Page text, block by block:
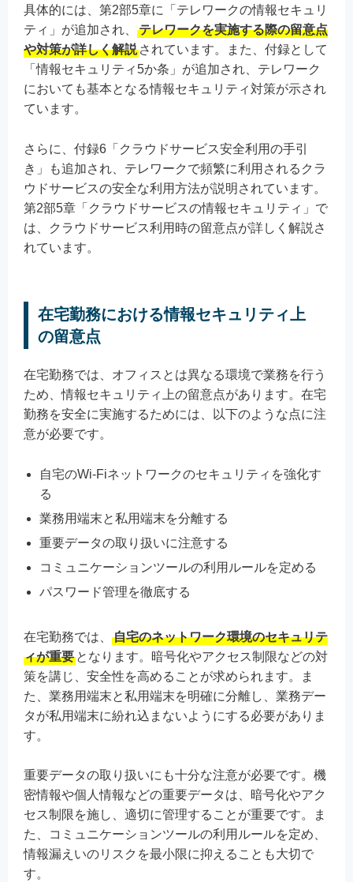
具体的には、第2部5章に「テレワークの情報セキュリ
ティ」が追加され、
テレワークを実施する際の留意点
や対策が詳しく解説 されています。また、付録として
「情報セキュリティ5か条」が追加され、テレワーク
においても基本となる情報セキュリティ対策が示され
ています。
さらに、付録6「クラウドサービス安全利用の手引
き」も追加され、テレワークで頻繁に利用されるクラ
ウドサービスの安全な利用方法が説明されています。
第2部5章「クラウドサービスの情報セキュリティ」で
は、クラウドサービス利用時の留意点が詳しく解説さ
れています。
在宅勤務における情報セキュリティ上
の留意点
在宅勤務では、オフィスとは異なる環境で業務を行う
ため、情報セキュリティ上の留意点があります。在宅
勤務を安全に実施するためには、以下のような点に注
意が必要です。
自宅のWi-Fiネットワークのセキュリティを強化す
る
業務用端末と私用端末を分離する
重要データの取り扱いに注意する
コミュニケーションツールの利用ルールを定める
パスワード管理を徹底する
在宅勤務では、
自宅のネットワーク環境のセキュリテ
ィが重要 となります。暗号化やアクセス制限などの対
策を講じ、安全性を高めることが求められます。ま
た、業務用端末と私用端末を明確に分離し、業務デー
タが私用端末に紛れ込まないようにする必要がありま
す。
重要データの取り扱いにも十分な注意が必要です。機
密情報や個人情報などの重要データは、暗号化やアク
セス制限を施し、適切に管理することが重要です。ま
た、コミュニケーションツールの利用ルールを定め、
情報漏えいのリスクを最小限に抑えることも大切で
す。